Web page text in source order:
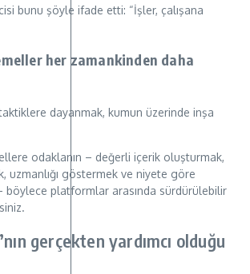
bunu şöyle ifade etti: “İşler, çalışana
her zamankinden daha
dayanmak, kumun üzerinde inşa
odaklanın – değerli içerik oluşturmak,
uzmanlığı göstermek ve niyete göre
böylece platformlar arasında sürdürülebilir
gerçekten yardımcı olduğu